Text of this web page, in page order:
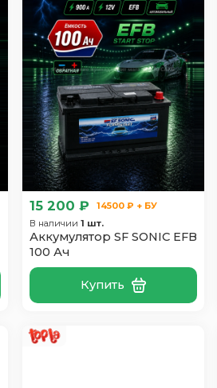
15 200 ₽
14500 ₽ + БУ
В наличии1 шт.
Аккумулятор SF SONIC EFB
100 Ач
Купить